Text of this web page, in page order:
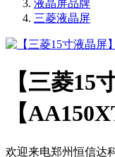
液晶屏品牌
三菱液晶屏
【三菱15
【
欢迎来电郑州恒信达